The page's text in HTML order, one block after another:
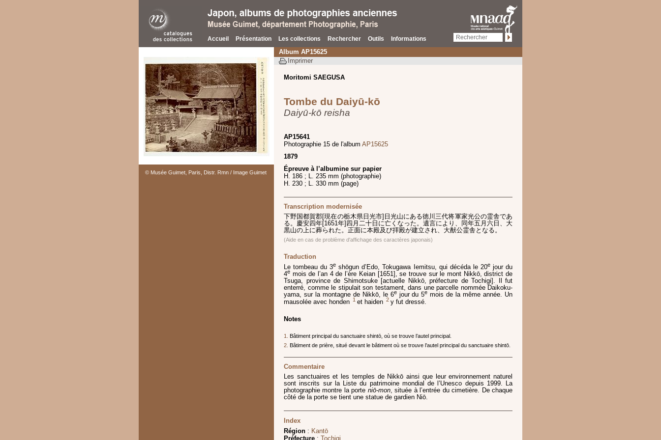
Accueil Présentation Les collections Rechercher Outils Informations
© Musée Guimet, Paris, Distr. Rmn / Image Guimet
Album AP15625
Imprimer
Moritomi SAEGUSA
Tombe du Daiyū-kō
Daiyū-kō reisha
AP15641
Photographie 15 de l'album AP15625
1879
Épreuve à l’albumine sur papier
H. 186 ; L. 235 mm (photographie)
H. 230 ; L. 330 mm (page)
Transcription modernisée
下野国都賀郡[現在の栃木県日光市]日光山にある徳川三代将軍家光公の霊舎であ
る。慶安四年[1651年]四月二十日に亡くなった。遺言により、同年五月六日、大
黒山の上に葬られた。正面に本殿及び拝殿が建立され、大猷公霊舎となる。
(Aide en cas de problème d'affichage des caractères japonais)
Traduction
Le tombeau du 3e shōgun d’Edo, Tokugawa Iemitsu, qui décéda le 20ejour du
4e mois de l’an 4 de l’ère Keian [1651], se trouve sur le mont Nikkō, district de
Tsuga, province de Shimotsuke [actuelle Nikkō, préfecture de Tochigi]. Il fut
enterré, comme le stipulait son testament, dans une parcelle nommée Daikoku-
yama, sur la montagne de Nikkō, le 6ejour du 5e mois de la même année. Un
mausolée avec honden 1 et haiden 2 y fut dressé.
Notes
1. Bâtiment principal du sanctuaire shintō, où se trouve l’autel principal.
2. Bâtiment de prière, situé devant le bâtiment où se trouve l’autel principal du sanctuaire shintō.
Commentaire
Les sanctuaires et les temples de Nikkō ainsi que leur environnement naturel
sont inscrits sur la Liste du patrimoine mondial de l’Unesco depuis 1999. La
photographie montre la porte niō-mon, située à l’entrée du cimetière. De chaque
côté de la porte se tient une statue de gardien Niō.
Index
Région : Kantō
Préfecture : Tochigi